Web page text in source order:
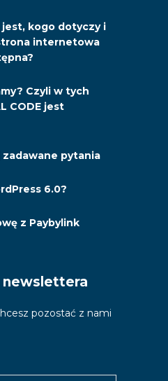
jest, kogo dotyczy i
internetowa
Czyli w tych
CODE jest
zadawane pytania
6.0?
z Paybylink
newslettera
pozostać z nami